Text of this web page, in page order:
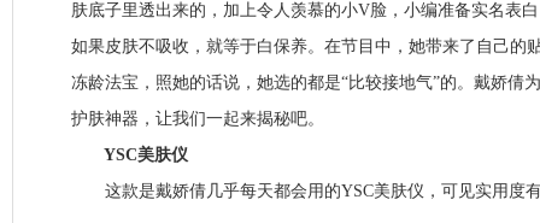
肤底子里透出来的，加上令人羡慕的小V脸，小编准备实名表
如果皮肤不吸收，就等于白保养。在节目中，她带来了自己的
冻龄法宝，照她的话说，她选的都是“比较接地气”的。戴娇倩
护肤神器，让我们一起来揭秘吧。
YSC美肤仪
这款是戴娇倩几乎每天都会用的YSC美肤仪，可见实用度